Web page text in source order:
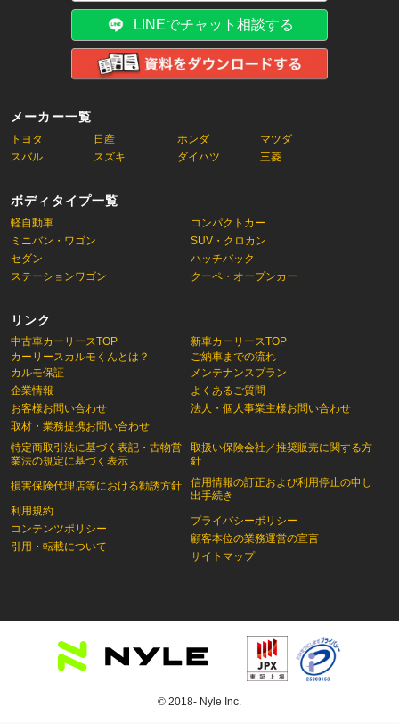
メーカー一覧
トヨタ 日産 ホンダ
マツダ
スバル
スズキ ダイハツ 三菱
ボディタイプ一覧
軽自動車
コンパクトカー
ミニバン・ワゴン
SUV・クロカン
セダン
ハッチバック
ステーションワゴン
クーペ・オープンカー
リンク
中古車カーリースTOP
カーリースカルモくんとは？
新車カーリースTOP
ご納車までの流れ
カルモ保証
企業情報
お客様お問い合わせ
取材・業務提携お問い合わせ
特定商取引法に基づく表記・古物営
業法の規定に基づく表示
損害保険代理店等における勧誘方針
利用規約
コンテンツポリシー
引用・転載について
メンテナンスプラン
よくあるご質問
法人・個人事業主様お問い合わせ
取扱い保険会社／推奨販売に関する方
針
信用情報の訂正および利用停止の申し
出手続き
プライバシーポリシー
顧客本位の業務運営の宣言
サイトマップ
LINEでチャット相談する
© 2018- Nyle Inc.